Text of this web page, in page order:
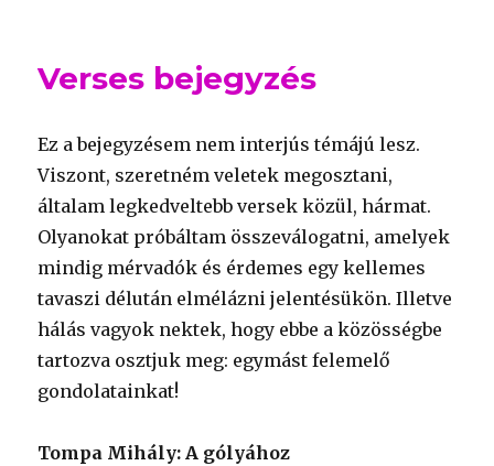
Verses bejegyzés
Ez a bejegyzésem nem interjús témájú lesz.
Viszont, szeretném veletek megosztani,
általam legkedveltebb versek közül, hármat.
Olyanokat próbáltam összeválogatni, amelyek
mindig mérvadók és érdemes egy kellemes
tavaszi délután elmélázni jelentésükön. Illetve
hálás vagyok nektek, hogy ebbe a közösségbe
tartozva osztjuk meg: egymást felemelő
gondolatainkat!
Tompa Mihály: A gólyához